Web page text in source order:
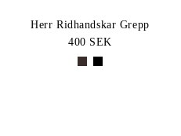
Herr Ridhandskar Grepp
400 SEK